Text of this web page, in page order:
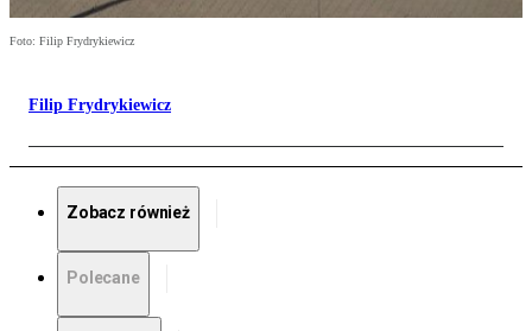
Foto: Filip Frydrykiewicz
Filip Frydrykiewicz
Zobacz również
Polecane